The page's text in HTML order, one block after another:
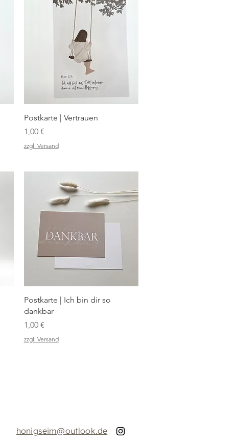
Schnellansicht
Postkarte | Vertrauen
Preis
1,00 €
zzgl. Versand
Schnellansicht
Postkarte | Ich bin dir so
dankbar
Preis
1,00 €
zzgl. Versand
honigseim@outlook.de